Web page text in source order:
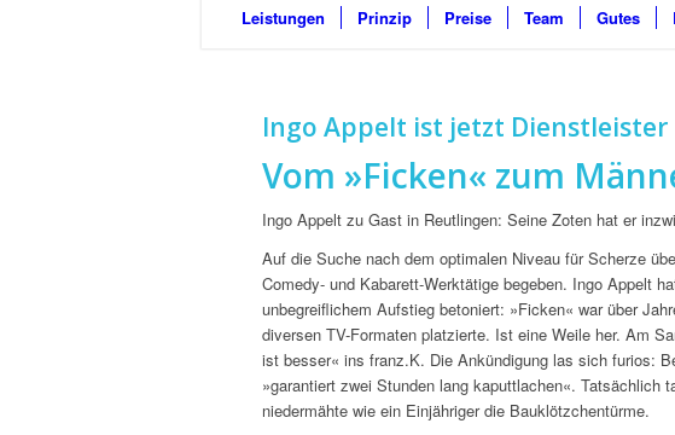
Leistungen Prinzip Preise Team Gutes
Ingo Appelt ist jetzt Dienstleister
Vom »Ficken« zum
Ingo Appelt zu Gast in Reutlingen: Seine Zoten hat er
Auf die Suche nach dem optimalen Niveau für Scherze
Comedy- und Kabarett-Werktätige begeben. Ingo Appelt
unbegreiflichem Aufstieg betoniert: »Ficken« war über
diversen TV-Formaten platzierte. Ist eine Weile her. Am
ist besser« ins franz.K. Die Ankündigung las sich furios:
»garantiert zwei Stunden lang kaputtlachen«. Tatsächlich
niedermähte wie ein Einjähriger die Bauklötzchentürme.